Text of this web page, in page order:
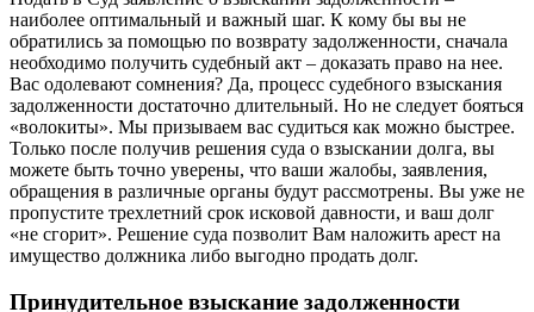
наиболее оптимальный и важный шаг. К кому бы вы не
обратились за помощью по возврату задолженности, сначала
необходимо получить судебный акт – доказать право на нее.
Вас одолевают сомнения? Да, процесс судебного взыскания
задолженности достаточно длительный. Но не следует бояться
«волокиты». Мы призываем вас судиться как можно быстрее.
Только после получив решения суда о взыскании долга, вы
можете быть точно уверены, что ваши жалобы, заявления,
обращения в различные органы будут рассмотрены. Вы уже не
пропустите трехлетний срок исковой давности, и ваш долг
«не сгорит». Решение суда позволит Вам наложить арест на
имущество должника либо выгодно продать долг.
Принудительное взыскание задолженности